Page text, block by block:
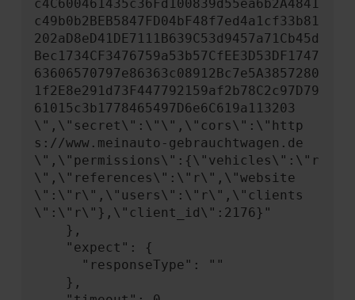
c4C600461435c36Fd100839d55ea6b2A4841
c49b0b2BEB5847FD04bF48f7ed4a1cf33b81
202aD8eD41DE7111B639C53d9457a71Cb45d
Bec1734CF3476759a53b57CfEE3D53DF1747
63606570797e86363c08912Bc7e5A3857280
1f2E8e291d73F447792159af2b78C2c97D79
61015c3b1778465497D6e6C619a113203
\",\"secret\":\"\",\"cors\":\"http
s://www.meinauto-gebrauchtwagen.de
\",\"permissions\":{\"vehicles\":\"r
\",\"references\":\"r\",\"website
\":\"r\",\"users\":\"r\",\"clients
\":\"r\"},\"client_id\":2176}"